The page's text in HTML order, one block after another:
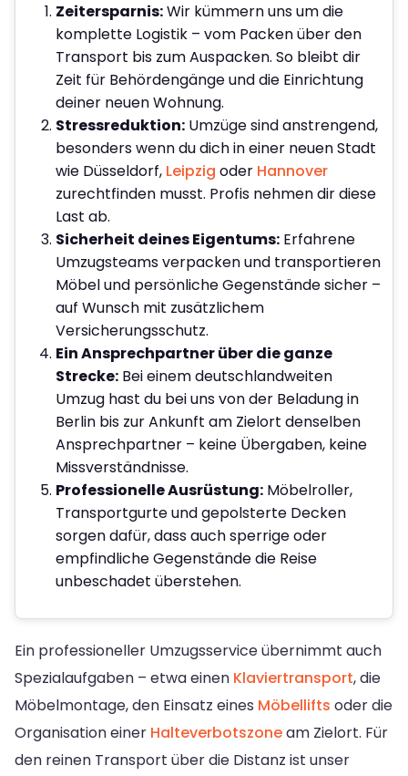
Zeitersparnis:Wir kümmern uns um die
komplette Logistik – vom Packen über den
Transport bis zum Auspacken. So bleibt dir
Zeit für Behördengänge und die Einrichtung
deiner neuen Wohnung.
Stressreduktion: Umzüge sind anstrengend,
besonders wenn du dich in einer neuen Stadt
wie Düsseldorf, Leipzig oder Hannover
zurechtfinden musst. Profis nehmen dir diese
Last ab.
Sicherheit deines Eigentums: Erfahrene
Umzugsteams verpacken und transportieren
Möbel und persönliche Gegenstände sicher –
auf Wunsch mit zusätzlichem
Versicherungsschutz.
Ein Ansprechpartner über die ganze
Strecke: Bei einem deutschlandweiten
Umzug hast du bei uns von der Beladung in
Berlin bis zur Ankunft am Zielort denselben
Ansprechpartner – keine Übergaben, keine
Missverständnisse.
Professionelle Ausrüstung: Möbelroller,
Transportgurte und gepolsterte Decken
sorgen dafür, dass auch sperrige oder
empfindliche Gegenstände die Reise
unbeschadet überstehen.
Ein professioneller Umzugsservice übernimmt auch
Spezialaufgaben – etwa einen Klaviertransport, die
Möbelmontage, den Einsatz eines Möbellifts oder die
Organisation einer Halteverbotszoneam Zielort. Für
den reinen Transport über die Distanz ist unser